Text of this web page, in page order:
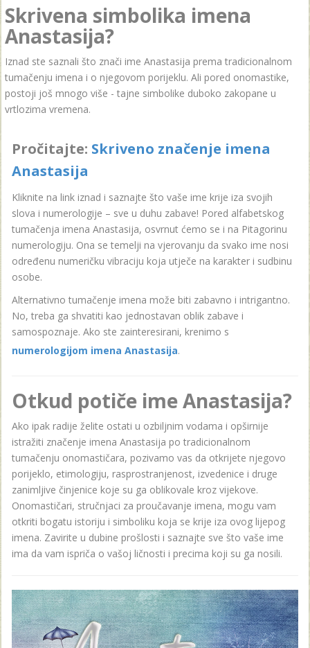
Skrivena simbolika imena
Anastasija?
Iznad ste saznali što znači ime Anastasija prema tradicionalnom
tumačenju imena i o njegovom porijeklu. Ali pored onomastike,
postoji još mnogo više - tajne simbolike duboko zakopane u
vrtlozima vremena.
Pročitajte: Skriveno značenje imena
Anastasija
Kliknite na link iznad i saznajte što vaše ime krije iza svojih
slova i numerologije – sve u duhu zabave! Pored alfabetskog
tumačenja imena Anastasija, osvrnut ćemo se i na Pitagorinu
numerologiju. Ona se temelji na vjerovanju da svako ime nosi
određenu numeričku vibraciju koja utječe na karakter i sudbinu
osobe.
Alternativno tumačenje imena može biti zabavno i intrigantno.
No, treba ga shvatiti kao jednostavan oblik zabave i
samospoznaje. Ako ste zainteresirani, krenimo s
numerologijom imena Anastasija.
Otkud potiče ime Anastasija?
Ako ipak radije želite ostati u ozbiljnim vodama i opširnije
istražiti značenje imena Anastasija po tradicionalnom
tumačenju onomastičara, pozivamo vas da otkrijete njegovo
porijeklo, etimologiju, rasprostranjenost, izvedenice i druge
zanimljive činjenice koje su ga oblikovale kroz vijekove.
Onomastičari, stručnjaci za proučavanje imena, mogu vam
otkriti bogatu istoriju i simboliku koja se krije iza ovog lijepog
imena. Zavirite u dubine prošlosti i saznajte sve što vaše ime
ima da vam ispriča o vašoj ličnosti i precima koji su ga nosili.